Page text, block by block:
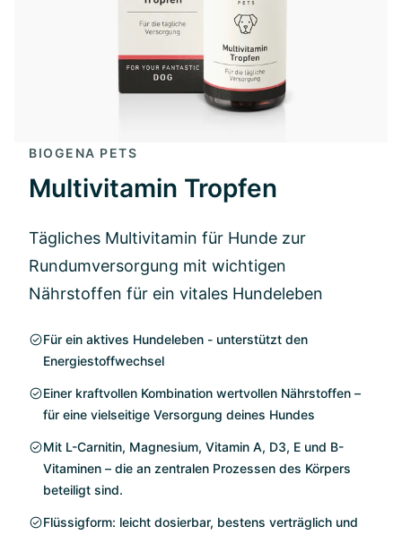
BIOGENA PETS
Multivitamin Tropfen
Tägliches Multivitamin für Hunde zur
Rundumversorgung mit wichtigen
Nährstoffen für ein vitales Hundeleben
Für ein aktives Hundeleben - unterstützt den
Energiestoffwechsel
Einer kraftvollen Kombination wertvollen Nährstoffen –
für eine vielseitige Versorgung deines Hundes
Mit L-Carnitin, Magnesium, Vitamin A, D3, E und B-
Vitaminen – die an zentralen Prozessen des Körpers
beteiligt sind.
Flüssigform: leicht dosierbar, bestens verträglich und